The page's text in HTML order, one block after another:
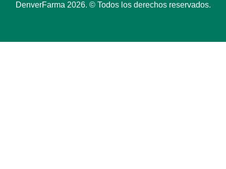
DenverFarma 2026. © Todos los derechos reservados.